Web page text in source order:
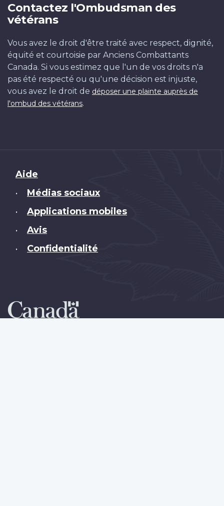
Contactez l'Ombudsman des
vétérans
Vous avez le droit d'être traité avec respect, dignité,
équité et courtoisie par Anciens Combattants
Canada. Si vous estimez que l'un de vos droits n'a
pas été respecté ou qu'une décision est injuste,
vous avez le droit de déposer une plainte auprès de
l'ombud des vétérans.
Brand
Aide
• Médias sociaux
• Applications mobiles
• Avis
• Confidentialité